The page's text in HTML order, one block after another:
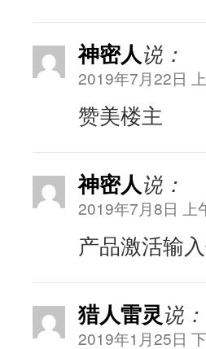
神密人说：
2019年7月22日
赞美楼主
神密人说：
2019年7月8日 上
产品激活输
猎人雷灵说：
2019年1月25日